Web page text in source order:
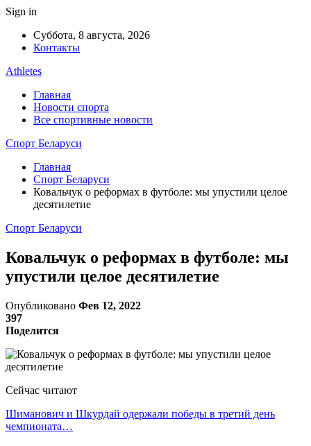
Sign in
Суббота, 8 августа, 2026
Контакты
Athletes
Главная
Новости спорта
Все спортивные новости
Спорт Беларуси
Главная
Спорт Беларуси
Ковальчук о реформах в футболе: мы упустили целое
десятилетие
Спорт Беларуси
Ковальчук о реформах в футболе: мы
упустили целое десятилетие
Опубликовано Фев 12, 2022
397
Поделится
Сейчас читают
Шиманович и Шкурдай одержали победы в третий день
чемпионата…